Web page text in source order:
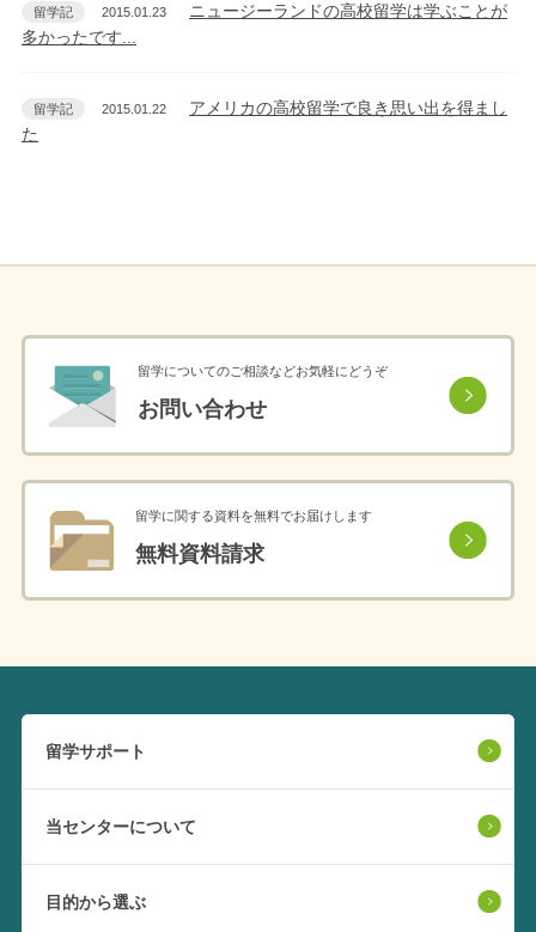
留学記 2015.01.23
ニュージーランドの高校留学は学ぶことが
多かったです...
留学記 2015.01.22
アメリカの高校留学で良き思い出を得まし
た
留学についてのご相談などお気軽にどうぞ
お問い合わせ
留学に関する資料を無料でお届けします
無料資料請求
留学サポート
当センターについて
目的から選ぶ